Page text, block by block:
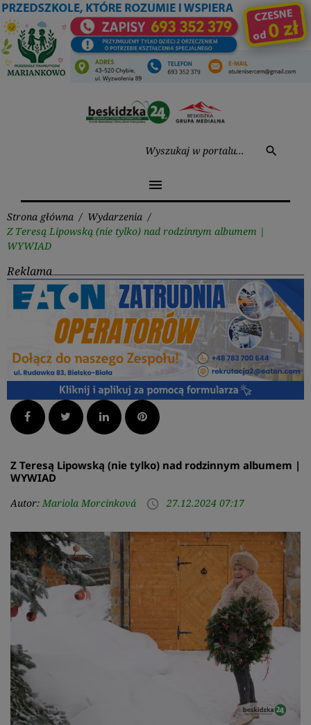
Przejdź
do
treści
search
menu
Strona główna / Wydarzenia /
Z Teresą Lipowską (nie tylko) nad rodzinnym albumem |
WYWIAD
Reklama
Facebook Twitter LinkedInPinterest
Z Teresą Lipowską (nie tylko) nad rodzinnym albumem |
WYWIAD
Autor: Mariola Morcinková access_time 27.12.2024 07:17